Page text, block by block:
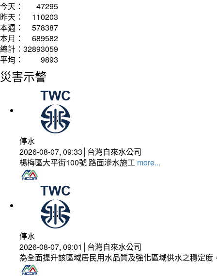
今天：
47295
昨天：
110203
本週：
578387
本月：
689582
總計： 32893059
平均：
9893
災害示警
停水
2026-08-07, 09:33│台灣自來水公司
楊梅區大平街100號 路面滲水施工 more...
停水
2026-08-07, 09:01│台灣自來水公司
為全面提升該區域居民用水品質及強化區域供水之穩定